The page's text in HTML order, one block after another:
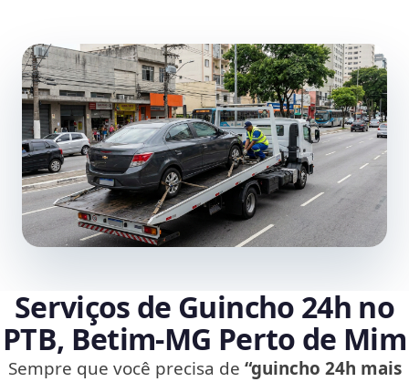
Serviços de Guincho 24h no
PTB, Betim‑MG Perto de Mim
Sempre que você precisa de “guincho 24h mais